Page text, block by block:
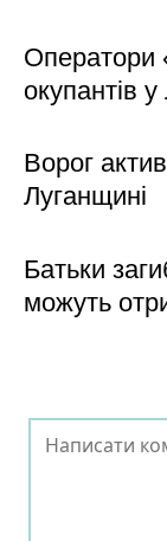
Оператори
окупантів
Ворог
Луганщині
Батьки
можуть